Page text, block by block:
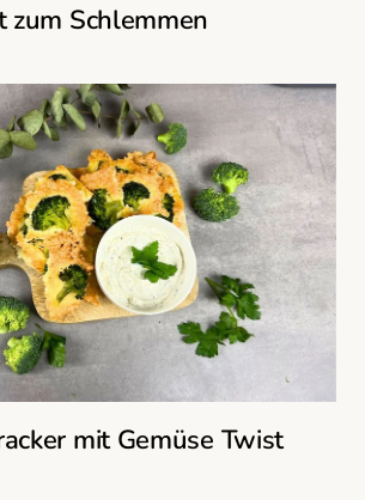
zum Schlemmen
mit Gemüse Twist